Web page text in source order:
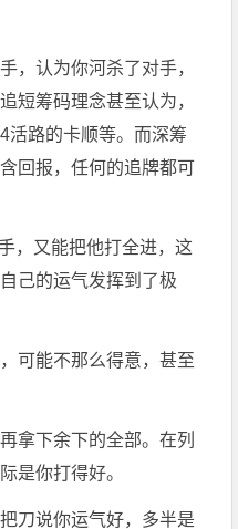
，认为你河杀了对手，
短筹码理念甚至认为，
活路的卡顺等。而深筹
回报，任何的追牌都可
，又能把他打全进，这
己的运气发挥到了极
可能不那么得意，甚至
拿下余下的全部。在列
是你打得好。
刀说你运气好，多半是